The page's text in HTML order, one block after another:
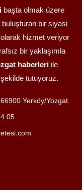
başta olmak üzere
bir siyasi
hizmet veriyor
bir yaklaşımla
haberleri ile
şekilde tutuyoruz.
Yerköy/Yozgat
05